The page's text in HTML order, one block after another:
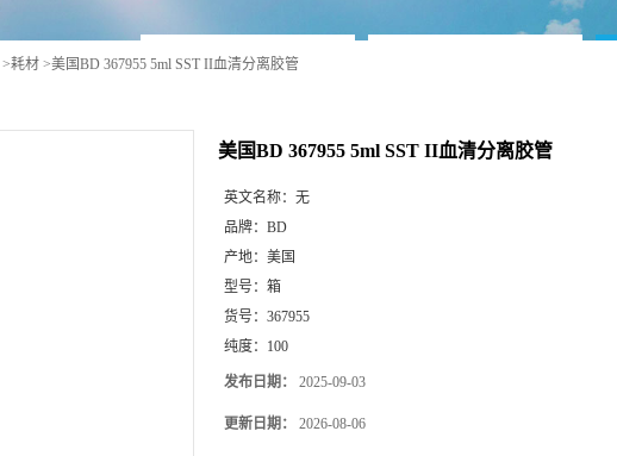
>耗材 >美国BD 367955 5ml SST II血清分离胶管
美国BD 367955 5ml SST II血清分离胶管
英文名称： 无
品牌： BD
产地： 美国
型号： 箱
货号： 367955
纯度： 100
发布日期： 2025-09-03
更新日期： 2026-08-06